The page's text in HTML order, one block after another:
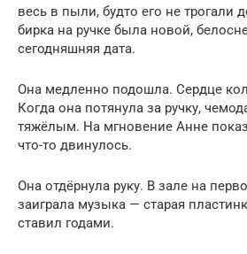
весь в пыли, будто его не трогали
бирка на ручке была новой,
сегодняшняя дата.
Она медленно подошла. Сердце
Когда она потянула за ручку,
тяжёлым. На мгновение Анне
что-то двинулось.
Она отдёрнула руку. В зале на
заиграла музыка — старая
ставил годами.